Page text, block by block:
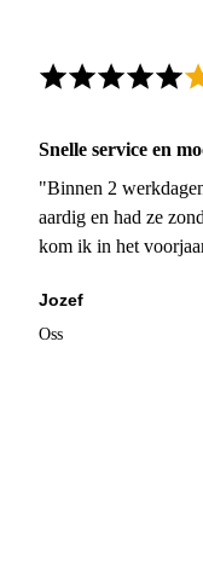
Snelle service en
"Binnen 2
aardig en had ze
kom ik in het
Jozef
Oss